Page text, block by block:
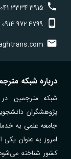
041 33343915
0914 9724799
درباره شبکه
پژوهشگران
جامعه علمی به
امروز به عنوان
کشور شناخته